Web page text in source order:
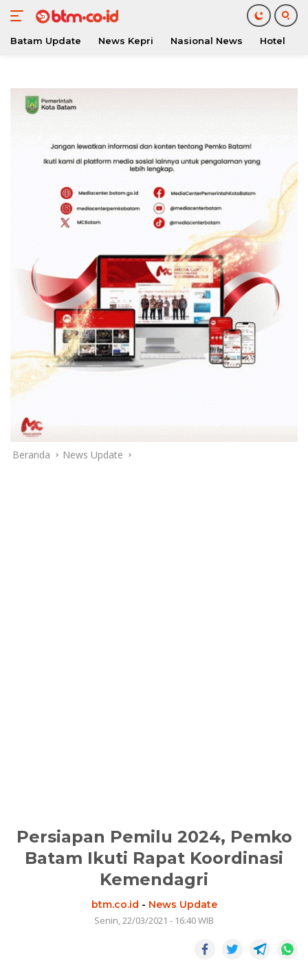
konten
Batam Update News Kepri Nasional News Hotel
Beranda News Update
Persiapan Pemilu 2024, Pemko
Batam Ikuti Rapat Koordinasi
Kemendagri
btm.co.id - News Update
Senin, 22/03/2021 - 16:40 WIB